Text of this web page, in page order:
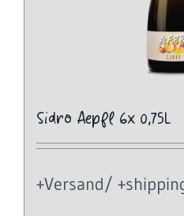
Sidro Aepfl 6x 0,75L
+Versand/